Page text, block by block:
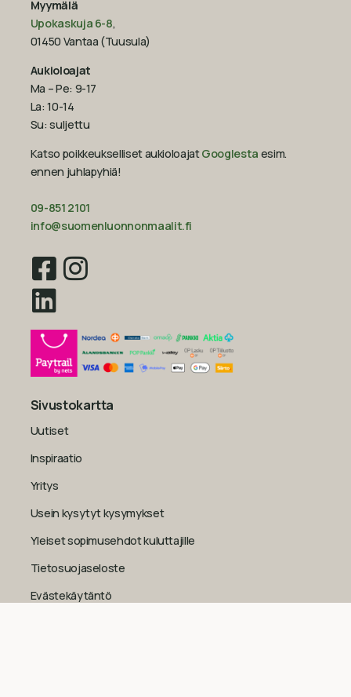
Myymälä
Upokaskuja 6-8,
01450 Vantaa (Tuusula)
Aukioloajat
Ma – Pe: 9-17
La: 10-14
Su: suljettu
Katso poikkeukselliset aukioloajatGooglesta esim.
ennen juhlapyhiä!‍
09-851 2101
info@suomenluonnonmaalit.fi
Sivustokartta
Uutiset
Inspiraatio
Yritys
Usein kysytyt kysymykset
Yleiset sopimusehdot kuluttajille
Tietosuojaseloste
Evästekäytäntö